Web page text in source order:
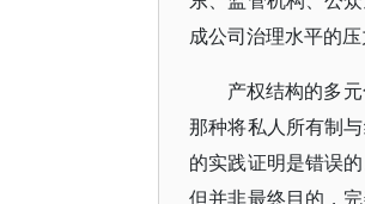
成公司治理水平的压
产权结构的多
那种将私人所有制
的实践证明是错误
但并非最终目的，